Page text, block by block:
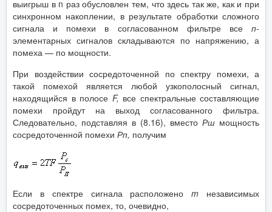
выигрыш в n раз обусловлен тем, что здесь так же, как и при
синхронном накоплении, в результате обработки сложного
сигнала и помехи в согласованном фильтре все п-
элементарных сигналов складываются по напряжению, а
помеха — по мощности.
При воздействии сосредоточенной по спектру помехи, а
такой помехой является любой узкополосный сигнал,
находящийся в полосе F, все спектральные составляющие
помехи пройдут на выход согласованного фильтра.
Следовательно, подставляя в (8.16), вместо Рш мощность
сосредоточенной помехи Рп, получим
Если в спектре сигнала расположеноm независимых
сосредоточенных помех, то, очевидно,